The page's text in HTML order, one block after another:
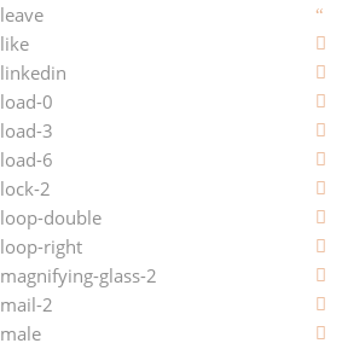
leave
like
linkedin
load-0
load-3
load-6
lock-2
loop-double
loop-right
magnifying-glass-2
mail-2
male